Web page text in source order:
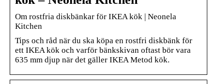
Om rostfria diskbänkar för IKEA kök | Neonela
Kitchen
Tips och råd när du ska köpa en rostfri diskbänk för
ett IKEA kök och varför bänkskivan oftast bör vara
635 mm djup när det gäller IKEA Metod kök.